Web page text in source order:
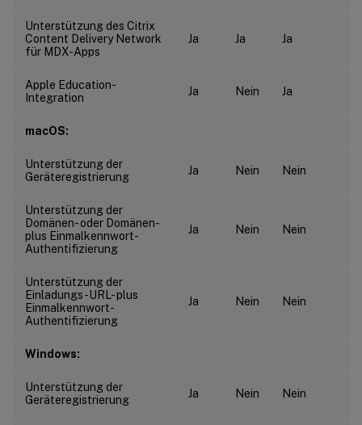
Unterstützung des Citrix
Content Delivery Network
für MDX-Apps
Ja Ja Ja
Apple Education-
Integration
Ja Nein Ja
macOS:
Unterstützung der
Geräteregistrierung
Ja Nein Nein
Unterstützung der
Domänen- oder Domänen-
plus Einmalkennwort-
Authentifizierung
Ja Nein Nein
Unterstützung der
Einladungs-URL- plus
Einmalkennwort-
Authentifizierung
Ja Nein Nein
Windows:
Unterstützung der
Geräteregistrierung
Ja Nein Nein